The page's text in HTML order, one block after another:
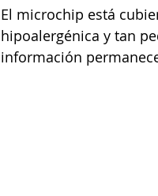
El microchip está
hipoalergénica y tan
información